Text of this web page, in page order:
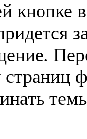
кнопке